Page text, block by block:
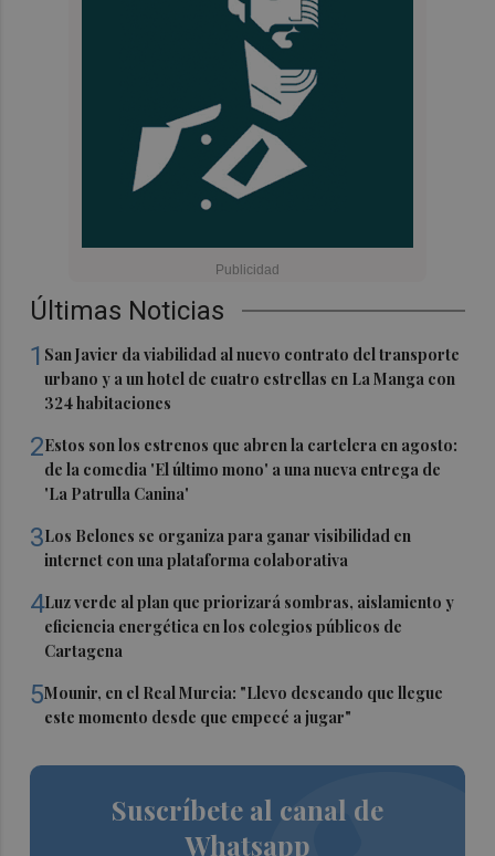
Últimas Noticias
1 San Javier da viabilidad al nuevo contrato del transporte
urbano y a un hotel de cuatro estrellas en La Manga con
324 habitaciones
2Estos son los estrenos que abren la cartelera en agosto:
de la comedia 'El último mono' a una nueva entrega de
'La Patrulla Canina'
3Los Belones se organiza para ganar visibilidad en
internet con una plataforma colaborativa
4Luz verde al plan que priorizará sombras, aislamiento y
eficiencia energética en los colegios públicos de
Cartagena
5Mounir, en el Real Murcia: "Llevo deseando que llegue
este momento desde que empecé a jugar"
Suscríbete al canal de
Whatsapp